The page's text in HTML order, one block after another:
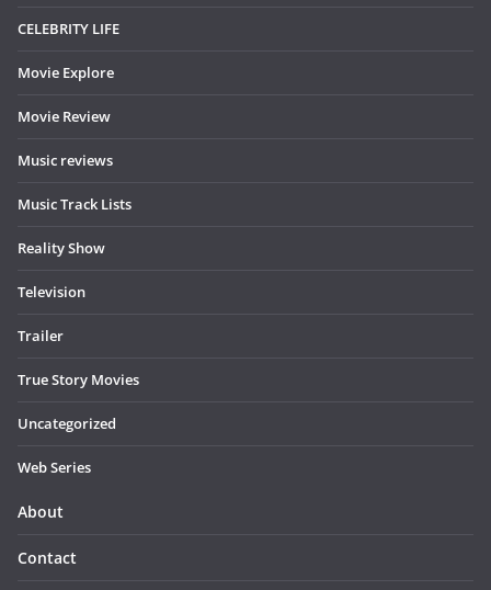
CELEBRITY LIFE
Movie Explore
Movie Review
Music reviews
Music Track Lists
Reality Show
Television
Trailer
True Story Movies
Uncategorized
Web Series
About
Contact